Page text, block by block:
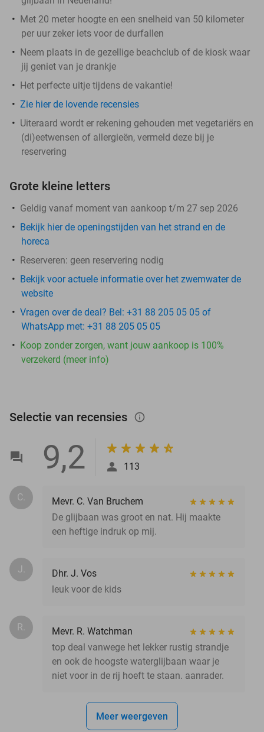
Met 20 meter hoogte en een snelheid van 50 kilometer
per uur zeker iets voor de durfallen
Neem plaats in de gezellige beachclub of de kiosk waar
jij geniet van je drankje
Het perfecte uitje tijdens de vakantie!
Zie hier de lovende recensies
Uiteraard wordt er rekening gehouden met vegetariërs en
(di)eetwensen of allergieën, vermeld deze bij je
reservering
Grote kleine letters
Geldig vanaf moment van aankoop t/m 27 sep 2026
Bekijk hier de openingstijden van het strand en de
horeca
Reserveren: geen reservering nodig
Bekijk voor actuele informatie over het zwemwater de
website
Vragen over de deal? Bel: +31 88 205 05 05 of
WhatsApp met: +31 88 205 05 05
Koop zonder zorgen, want jouw aankoop is 100%
verzekerd (meer info)
Selectie van recensies info_outlined
9,2 113
C.
Mevr. C. Van Bruchem
De glijbaan was groot en nat. Hij maakte
een heftige indruk op mij.
J.
Dhr. J. Vos
leuk voor de kids
R.
Mevr. R. Watchman
top deal vanwege het lekker rustig strandje
en ook de hoogste waterglijbaan waar je
niet voor in de rij hoeft te staan. aanrader.
Meer weergeven